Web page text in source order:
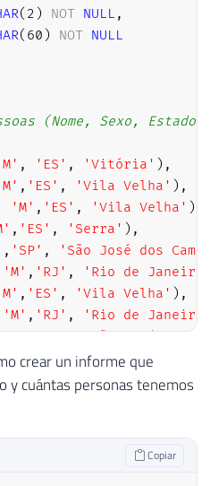
( 2 ) NOT NULL ,
( 60 ) NOT NULL
(Nome, Sexo,
, 'ES' , 'Vitória' ) ,
, 'ES' , 'Vila Velha' ) ,
'M' , 'ES' , 'Vila Velha' )
, 'ES' , 'Serra' ) ,
, 'SP' ,
'São José dos
'M' , 'RJ' ,
'Rio de
, 'ES' , 'Vila Velha' ) ,
'M' , 'RJ' ,
'Rio de
'F','SP', 'São José dos
,'DF', 'Brasília'
, 'M','SP', 'Boituva'),
crear un informe que
y cuántas personas tenemos
Copiar